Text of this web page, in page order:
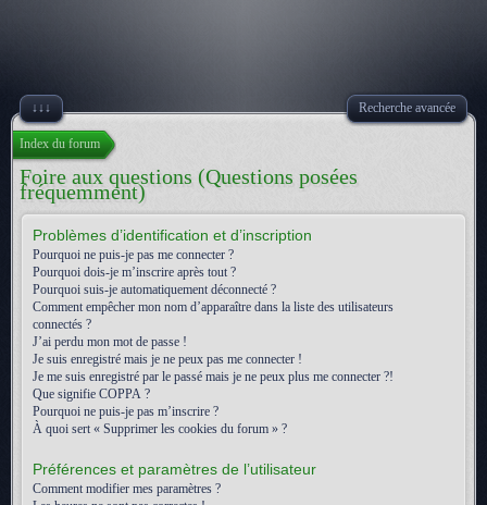
↓↓↓ Recherche avancée
Index du forum
Foire aux questions (Questions posées
fréquemment)
Problèmes d’identification et d’inscription
Pourquoi ne puis-je pas me connecter ?
Pourquoi dois-je m’inscrire après tout ?
Pourquoi suis-je automatiquement déconnecté ?
Comment empêcher mon nom d’apparaître dans la liste des utilisateurs
connectés ?
J’ai perdu mon mot de passe !
Je suis enregistré mais je ne peux pas me connecter !
Je me suis enregistré par le passé mais je ne peux plus me connecter ?!
Que signifie COPPA ?
Pourquoi ne puis-je pas m’inscrire ?
À quoi sert « Supprimer les cookies du forum » ?
Préférences et paramètres de l’utilisateur
Comment modifier mes paramètres ?